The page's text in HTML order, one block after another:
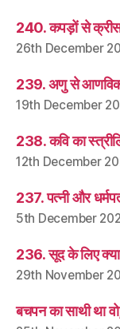
240. कपड़ों से क्रीस
26th December
239. अणु से आणविक
19th December
238. कवि का
12th December
237. पत्नी और
5th December
236. सूद के लिए क्या
29th November
बचपन का साथी था